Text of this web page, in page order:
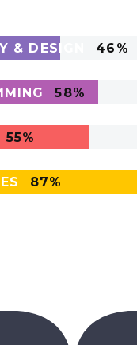
& DESIGN 46%
58%
55%
87%